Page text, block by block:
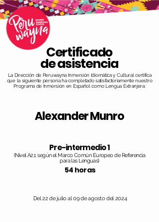
Certificado
de asistencia
La Dirección de Peruwayna Inmersión Idiomática y Cultural certifica
que la siguiente persona ha completado satisfactoriamente nuestro
Programa de Inmersión en Español como Lengua Extranjera:
Alexander Munro
Pre-intermedio 1
(Nivel A2.1 según el Marco Común Europeo de Referencia
para las Lenguas)
54 horas
Del 22 de julio al 09 de agosto del 2024